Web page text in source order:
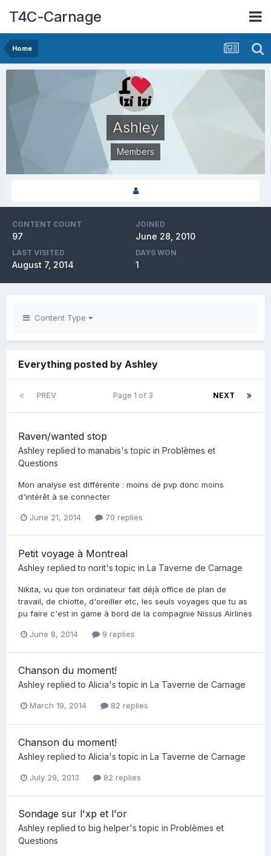
T4C-Carnage
Home
Ashley
Members
CONTENT COUNT
97
JOINED
June 28, 2010
LAST VISITED
August 7, 2014
DAYS WON
1
Content Type
Everything posted by Ashley
PREV NEXT
Page 1 of 3
Raven/wanted stop
Ashley replied to manabis's topic in Problèmes et
Questions
Mon analyse est différente : moins de pvp donc moins
d'intérêt à se connecter
June 21, 2014 70 replies
Petit voyage à Montreal
Ashley replied to norit's topic in La Taverne de Carnage
Nikita, vu que ton ordinateur fait déjà office de plan de
travail, de chiotte, d'oreiller etc, les seuls voyages que tu as
pu faire c'est in game à bord de la compagnie Nissus Airlines
June 8, 2014 9 replies
Chanson du moment!
Ashley replied to Alicia's topic in La Taverne de Carnage
March 19, 2014 82 replies
Chanson du moment!
Ashley replied to Alicia's topic in La Taverne de Carnage
July 29, 2013 82 replies
Sondage sur l'xp et l'or
Ashley replied to big helper's topic in Problèmes et
Questions